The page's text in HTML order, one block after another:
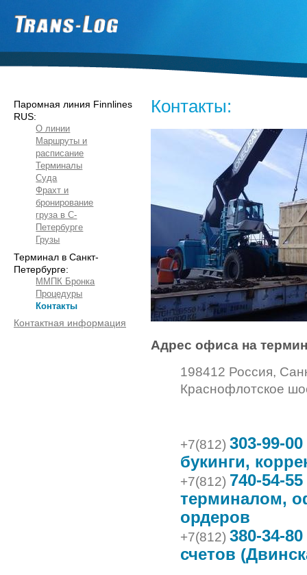
Паромная линия Finnlines
RUS:
О линии
Маршруты и
расписание
Терминалы
Суда
Фрахт и
бронирование
груза в С-
Петербурге
Грузы
Терминал в Санкт-
Петербурге:
ММПК Бронка
Процедуры
Контакты
Контактная информация
Контакты:
Адрес офиса на
198412 Россия,
Краснофлотское
+7(812) 303-99-
букинги,
+7(812) 740-54-
терминалом,
ордеров
+7(812) 380-34-
счетов